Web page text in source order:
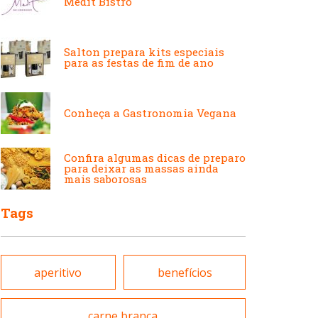
Hamburguerias e
Internacional
Lanchonetes
Japonesa e Oriental
Lanchonetes
Padarias e Confeitarias
Peixes e Frutos do Mar
Salton prepara kits especiais
para as festas de fim de ano
Conheça a Gastronomia Vegana
Confira algumas dicas de preparo
para deixar as massas ainda
mais saborosas
Tags
aperitivo benefícios